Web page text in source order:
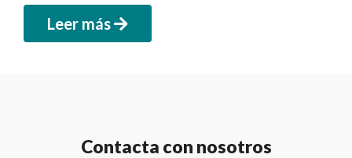
Leer más
Contacta con nosotros